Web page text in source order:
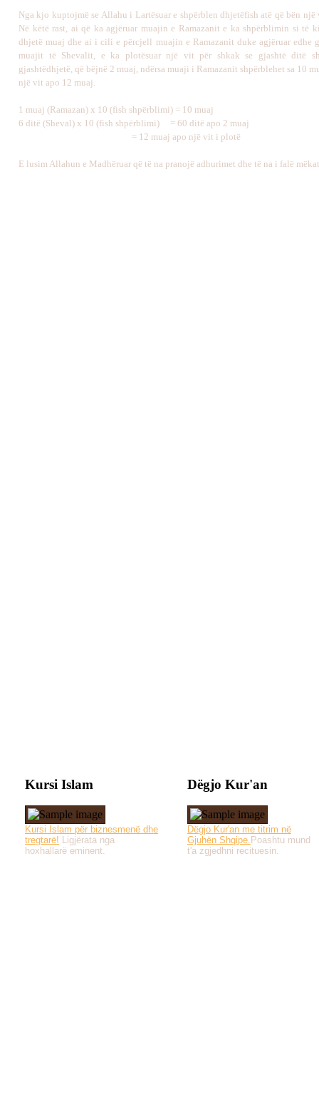
Nga kjo kuptojmë se Allahu i Lartësuar e shpërblen dhjetëfish atë që bën një
Në këtë rast, ai që ka agjëruar muajin e Ramazanit e ka shpërblimin si të
dhjetë muaj dhe ai i cili e përcjell muajin e Ramazanit duke agjëruar edhe
muajit të Shevalit, e ka plotësuar një vit për shkak se gjashtë ditë
gjashtëdhjetë, që bëjnë 2 muaj, ndërsa muaji i Ramazanit shpërblehet sa 10
një vit apo 12 muaj.
1 muaj (Ramazan) x 10 (fish shpërblimi) = 10 muaj
6 ditë (Sheval) x 10 (fish shpërblimi)
= 60 ditë apo 2 muaj
= 12 muaj apo një vit i plotë
E lusim Allahun e Madhëruar që të na pranojë adhurimet dhe të na i falë
Kursi Islam
Kursi Islam për biznesmenë dhe
tregtarë! Ligjërata nga
hoxhallarë eminent.
Dëgjo Kur'an
Dëgjo Kur'an me titrim në
Gjuhën Shqipe. Poashtu mund
t'a zgjedhni recituesin.